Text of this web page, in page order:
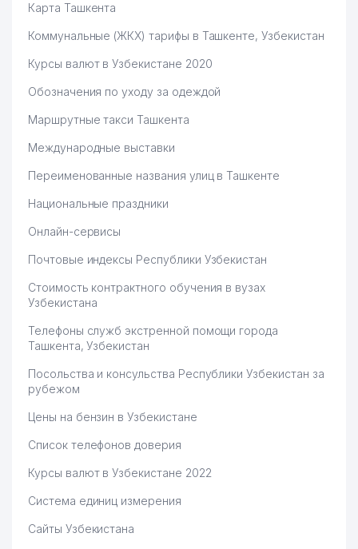
Карта Ташкента
Коммунальные (ЖКХ) тарифы в Ташкенте, Узбекистан
Курсы валют в Узбекистане 2020
Обозначения по уходу за одеждой
Маршрутные такси Ташкента
Международные выставки
Переименованные названия улиц в Ташкенте
Национальные праздники
Онлайн-сервисы
Почтовые индексы Республики Узбекистан
Стоимость контрактного обучения в вузах
Узбекистана
Телефоны служб экстренной помощи города
Ташкента, Узбекистан
Посольства и консульства Республики Узбекистан за
рубежом
Цены на бензин в Узбекистане
Список телефонов доверия
Курсы валют в Узбекистане 2022
Система единиц измерения
Сайты Узбекистана